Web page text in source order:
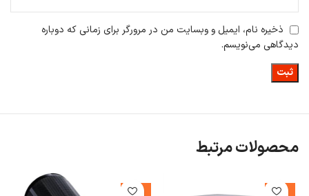
ذخیره نام، ایمیل و وبسایت من در مرورگر برای زمانی که دوباره
دیدگاهی می‌نویسم.
محصولات مرتبط
-25%
-31%